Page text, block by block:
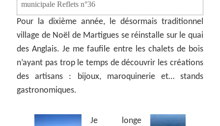
municipale Reflets n°36
Pour la dixième année, le désormais traditionnel
village de Noël de Martigues se réinstalle sur le quai
des Anglais. Je me faufile entre les chalets de bois
n’ayant pas trop le temps de découvrir les créations
des artisans : bijoux, maroquinerie et… stands
gastronomiques.
Je longe